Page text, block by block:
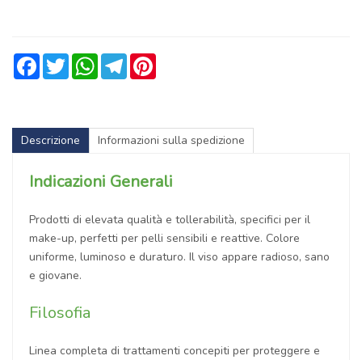
FacebookTwitter WhatsApp
Telegram
Descrizione Informazioni sulla spedizione
Indicazioni Generali
Prodotti di elevata qualità e tollerabilità, specifici per il
make-up, perfetti per pelli sensibili e reattive. Colore
uniforme, luminoso e duraturo. Il viso appare radioso, sano
e giovane.
Filosofia
Linea completa di trattamenti concepiti per proteggere e